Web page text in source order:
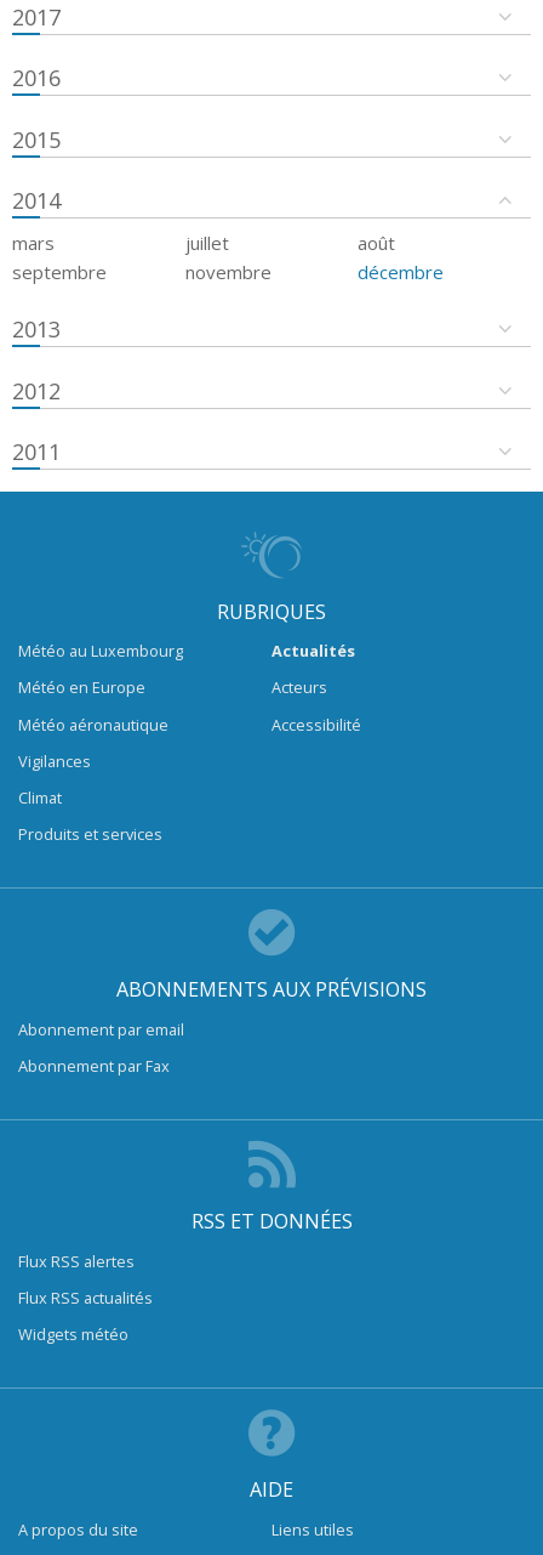
2017
2016
2015
2014
mars juillet
août
septembre
novembre décembre
2013
2012
2011
RUBRIQUES
Météo au Luxembourg
Météo en Europe
Météo aéronautique
Vigilances
Climat
Produits et services
Actualités
Acteurs
Accessibilité
ABONNEMENTS AUX PRÉVISIONS
Abonnement par email
Abonnement par Fax
RSS ET DONNÉES
Flux RSS alertes
Flux RSS actualités
Widgets météo
AIDE
A propos du site
Liens utiles